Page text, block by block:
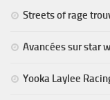
Streets of rage
Avancées sur star
Yooka Laylee